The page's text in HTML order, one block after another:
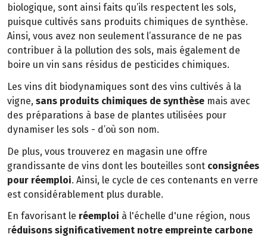
biologique, sont ainsi faits qu’ils respectent les sols,
puisque cultivés sans produits chimiques de synthèse.
Ainsi, vous avez non seulement l’assurance de ne pas
contribuer à la pollution des sols, mais également de
boire un vin sans résidus de pesticides chimiques.
Les vins dit biodynamiques sont des vins cultivés à la
vigne, sans produits chimiques de synthèse mais avec
des préparations à base de plantes utilisées pour
dynamiser les sols - d’où son nom.
De plus, vous trouverez en magasin une offre
grandissante de vins dont les bouteilles sont consignées
pour réemploi. Ainsi, le cycle de ces contenants en verre
est considérablement plus durable.
En favorisant le réemploi à l'échelle d'une région, nous
réduisons significativement notre empreinte carbone